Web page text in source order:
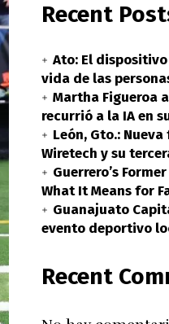
Recent
Ato: El
vida de las
Martha Figueroa
recurrió a la IA en
León, Gto.:
Wiretech y su
Guerrero’s
What It Means for
Guanajuato
evento deportivo
Recent